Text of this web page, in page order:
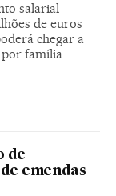
salarial
de euros
chegar a
por família
de
emendas